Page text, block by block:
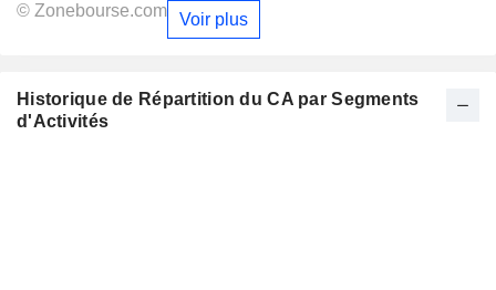
© Zonebourse.com Voir plus
Historique de Répartition du CA par Segments
d'Activités